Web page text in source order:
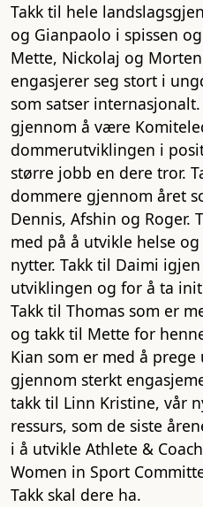
Takk til hele
og Gianpaolo i spissen
Mette, Nickolaj og
engasjerer seg stort i
som satser
gjennom å være
dommerutviklingen i
større jobb en dere tror.
dommere gjennom året
Dennis, Afshin og Roger.
med på å utvikle helse
nytter. Takk til Daimi
utviklingen og for å ta
Takk til Thomas som er
og takk til Mette for
Kian som er med å
gjennom sterkt
takk til Linn Kristine, vår
ressurs, som de siste
i å utvikle Athlete &
Women in Sport
Takk skal dere ha.